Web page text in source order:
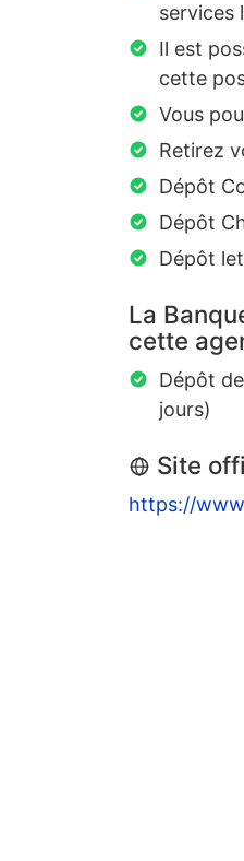
services
Il est
cette
Vous
Retirez
Dépôt
Dépôt
Dépôt
La
cette
Dépôt
jours)
Site
https://